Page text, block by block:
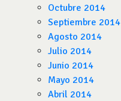
Octubre 2014
Septiembre 2014
Agosto 2014
Julio 2014
Junio 2014
Mayo 2014
Abril 2014